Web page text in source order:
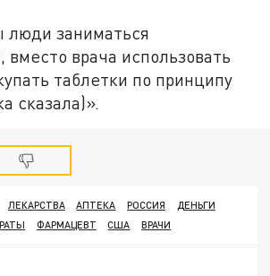
заниматься
врача использовать
таблетки по принципу
сказала)».
ЛЕКАРСТВА АПТЕКА РОССИЯ
ДЕНЬГИ
ФАРМАЦЕВТ США ВРАЧИ